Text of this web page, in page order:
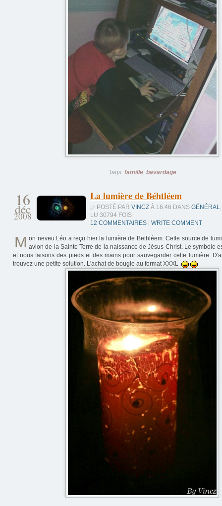
Tags: famille, bavardage
16
déc
2008
La lumière de Béhtléem
POSTÉ PAR VINCZ À 16:46 DANS GÉNÉRAL,
LU 30794 FOIS
12 COMMENTAIRES
WRITE COMMENT
M on neveu Léo a reçu hier la lumière de Bethléem. Cette source de
avion de la Sainte Terre de la naissance de Jésus Christ. Le symbole
et nous faisons des pieds et des mains pour sauvegarder cette lumière.
trouvez une petite solution. L'achat de bougie au format XXXL